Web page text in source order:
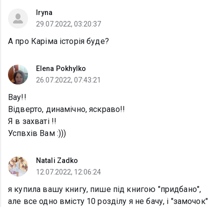
Iryna
29.07.2022, 03:20:37
А про Каріма історія буде?
Elena Pokhylko
26.07.2022, 07:43:21
Вау!!
Відверто, динамічно, яскраво!!
Я в захваті !!
Успвхів Вам :)))
Natali Zadko
12.07.2022, 12:06:24
я купила вашу книгу, пише під книгою "придбано",
але все одно вмісту 10 розділу я не бачу, і "замочок"